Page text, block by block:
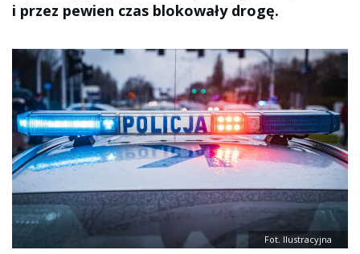
i przez pewien czas blokowały drogę.
Fot. Ilustracyjna